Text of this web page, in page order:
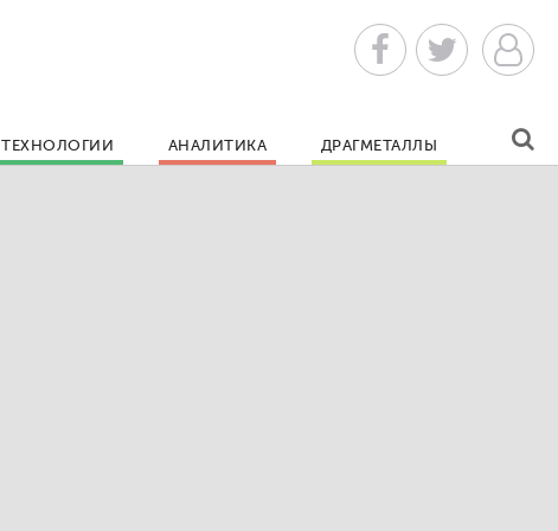
ТЕХНОЛОГИИ АНАЛИТИКА ДРАГМЕТАЛЛЫ